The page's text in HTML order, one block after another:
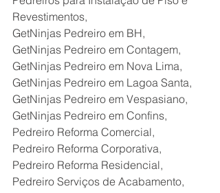
Revestimentos,
GetNinjas Pedreiro em BH,
GetNinjas Pedreiro em Contagem,
GetNinjas Pedreiro em Nova Lima,
GetNinjas Pedreiro em Lagoa Santa,
GetNinjas Pedreiro em Vespasiano,
GetNinjas Pedreiro em Confins,
Pedreiro Reforma Comercial,
Pedreiro Reforma Corporativa,
Pedreiro Reforma Residencial,
Pedreiro Serviços de Acabamento,